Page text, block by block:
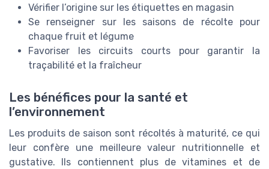
Vérifier l’origine sur les étiquettes en magasin
Se renseigner sur les saisons de récolte pour
chaque fruit et légume
Favoriser les circuits courts pour garantir la
traçabilité et la fraîcheur
Les bénéfices pour la santé et
l’environnement
Les produits de saison sont récoltés à maturité, ce qui
leur confère une meilleure valeur nutritionnelle et
gustative. Ils contiennent plus de vitamines et de